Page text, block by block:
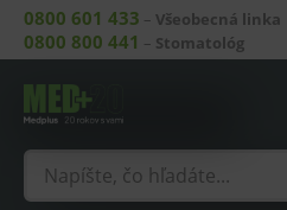
0800 601 433 – Všeobecná linka
0800 800 441 – Stomatológ